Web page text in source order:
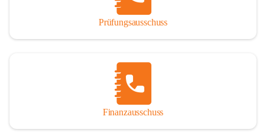
Prüfungsausschuss
Finanzausschuss